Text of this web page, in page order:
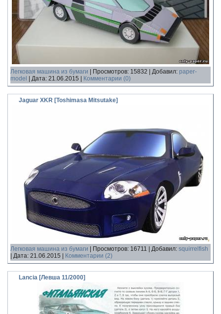
Легковая машина из бумаги Просмотров: 15832 Добавил: paper-
model
Дата: 21.06.2015 Комментарии (0)
Jaguar XKR [Toshimasa Mitsutake]
Легковая машина из бумаги Просмотров: 16711 Добавил: squirrelfish
Дата: 21.06.2015 Комментарии (2)
Lancia [Левша 11/2000]